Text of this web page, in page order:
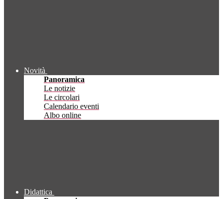
Novità
Panoramica
Le notizie
Le circolari
Calendario eventi
Albo online
Didattica